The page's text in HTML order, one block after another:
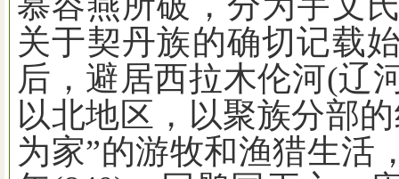
关于契丹族的确切记载
后，避居西拉木伦河(辽
以北地区，以聚族分部
为家”的游牧和渔猎生活